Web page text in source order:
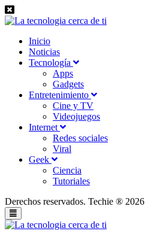
Inicio
Noticias
Tecnología
Apps
Gadgets
Entretenimiento
Cine y TV
Videojuegos
Internet
Redes sociales
Viral
Geek
Ciencia
Tutoriales
Derechos reservados. Techie ® 2026